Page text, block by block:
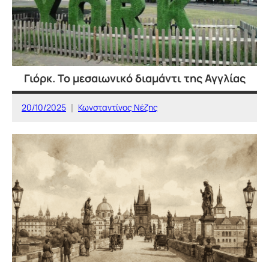
Γιόρκ. Το μεσαιωνικό διαμάντι της Αγγλίας
20/10/2025 Κωνσταντίνος Νέζης
ΕΥΡΩΠΗ